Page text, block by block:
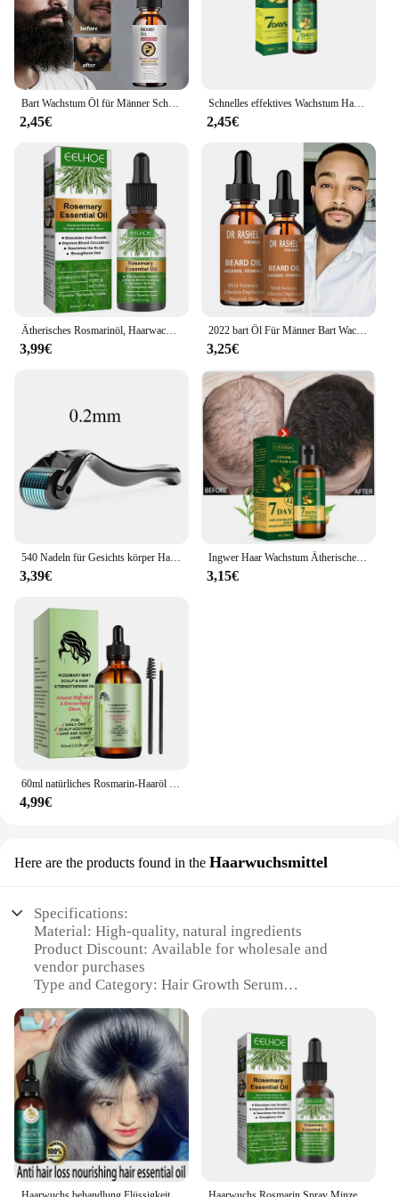
2,45€
Schnelles effektives Wachstum Haar ätherisches Öl Ingwer verhindern Haarausfall Kopfhaut behandlung dickere Haarpflege produkte für Männer Frauen 50ml
2,45€
3,99€
2022 bart Öl Für Männer Bart Wachstum Enhancer Essenz Öl Lassen-in Conditioner Wiederherstellung der Natürlichen Feuchtigkeit Bart Schönheit Produkte
3,25€
3,39€
Ingwer Haar Wachstum Ätherisches Öl Natürliche Anti Haarausfall Produkte Schnelle Wachsen Verhindern Haarausfall Behandlung Keim Flüssigkeit Männer Frauen
3,15€
60ml natürliches Rosmarin-Haaröl Haarwuchs öl Haarpflege öl pflegendes stärkendes Haarpflege öl für Frauen Männer
4,99€
Here are the products found in the Haarwuchsmittel
Specifications:
Material: High-quality, natural ingredients
Product Discount: Available for wholesale and
vendor purchases
Type and Category: Hair Growth Serum
Usage and Purpose: Promotes hair growth and
nourishment
Typical Adaptive Scenario: Ideal for individuals
seeking to enhance hair density and appearance
Features:
|Vendors|
**Unlock Your Hair's Potential**
The Growth Serum Haarwuchsmittel is a